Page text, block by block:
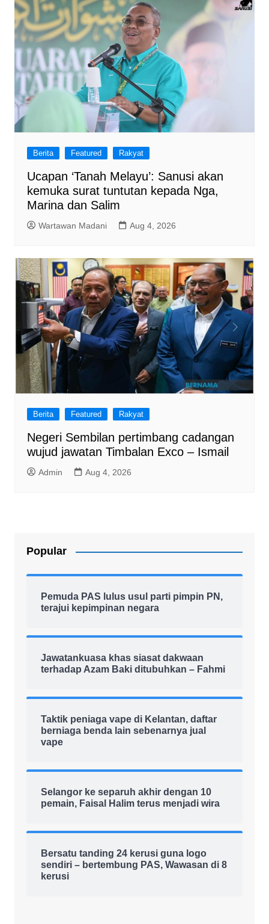
Berita Featured Rakyat
Ucapan ‘Tanah Melayu’: Sanusi akan
kemuka surat tuntutan kepada Nga,
Marina dan Salim
Wartawan Madani Aug 4, 2026
Berita Featured Rakyat
Negeri Sembilan pertimbang cadangan
wujud jawatan Timbalan Exco – Ismail
Admin Aug 4, 2026
Popular
Pemuda PAS lulus usul parti pimpin PN,
terajui kepimpinan negara
Jawatankuasa khas siasat dakwaan
terhadap Azam Baki ditubuhkan – Fahmi
Taktik peniaga vape di Kelantan, daftar
berniaga benda lain sebenarnya jual
vape
Selangor ke separuh akhir dengan 10
pemain, Faisal Halim terus menjadi wira
Bersatu tanding 24 kerusi guna logo
sendiri – bertembung PAS, Wawasan di 8
kerusi